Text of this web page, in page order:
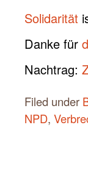
Solidarität
Danke für
Nachtrag:
Filed under
NPD,